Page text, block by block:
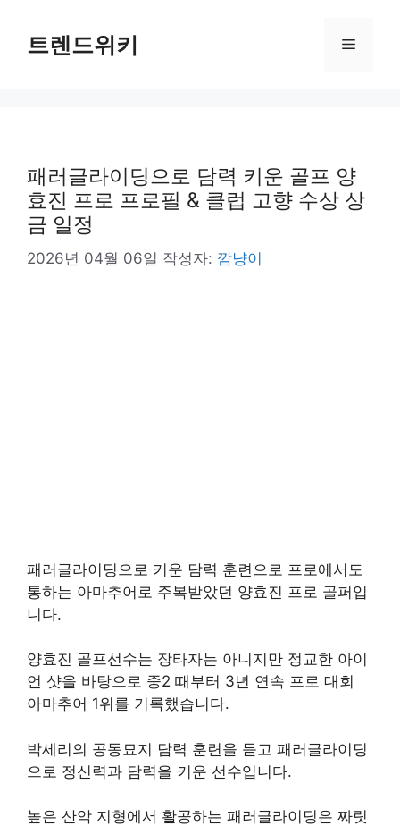
트렌드위키 메
패러글라이딩으로 담력 키운 골프 양
효진 프로 프로필 & 클럽 고향 수상 상
금 일정
2026년 04월 06일 작성자: 깜냥이
패러글라이딩으로 키운 담력 훈련으로 프로에서도
통하는 아마추어로 주복받았던 양효진 프로 골퍼입
니다.
양효진 골프선수는 장타자는 아니지만 정교한 아이
언 샷을 바탕으로 중2 때부터 3년 연속 프로 대회
아마추어 1위를 기록했습니다.
박세리의 공동묘지 담력 훈련을 듣고 패러글라이딩
으로 정신력과 담력을 키운 선수입니다.
높은 산악 지형에서 활공하는 패러글라이딩은 짜릿